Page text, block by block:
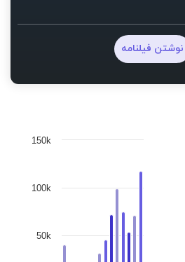
نوشتن فیلنامه
50k
100k
150k